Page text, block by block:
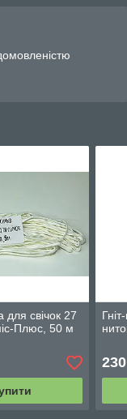
для свічок 27
Плюс, 50 ​​м
230